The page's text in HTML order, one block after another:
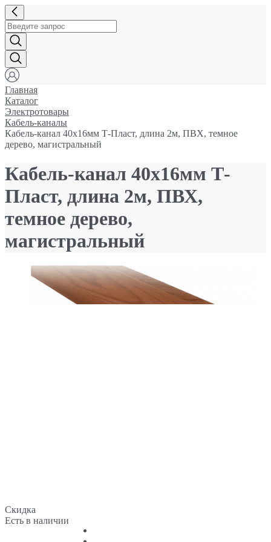
Главная
Каталог
Электротовары
Кабель-каналы
Кабель-канал 40x16мм Т-Пласт, длина 2м, ПВХ, темное
дерево, магистральный
Кабель-канал 40x16мм Т-
Пласт, длина 2м, ПВХ,
темное дерево,
магистральный
Скидка
Есть в наличии